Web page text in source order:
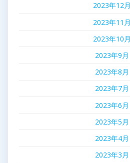
2023年12月
2023年11月
2023年10月
2023年9月
2023年8月
2023年7月
2023年6月
2023年5月
2023年4月
2023年3月